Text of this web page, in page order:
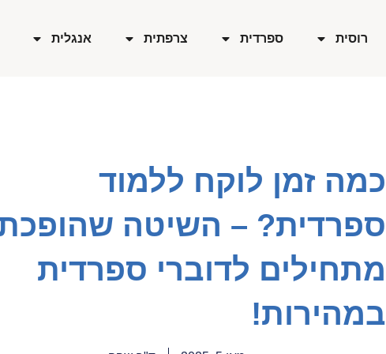
רוסית ספרדית צרפתית אנגלית
כמה זמן לוקח ללמוד
ספרדית? – השיטה
מתחילים לדוברי ספרדית
במהירות!